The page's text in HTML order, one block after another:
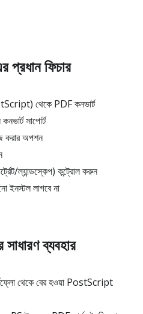
ফিচার
থেকে PDF কনভার্ট
সাপোর্ট
করার অপশন
ল্যান্ডস্কেপ) কন্ট্রোল করুন
ইনস্টল লাগবে না
ব্যবহার
থেকে বের হওয়া PostScript